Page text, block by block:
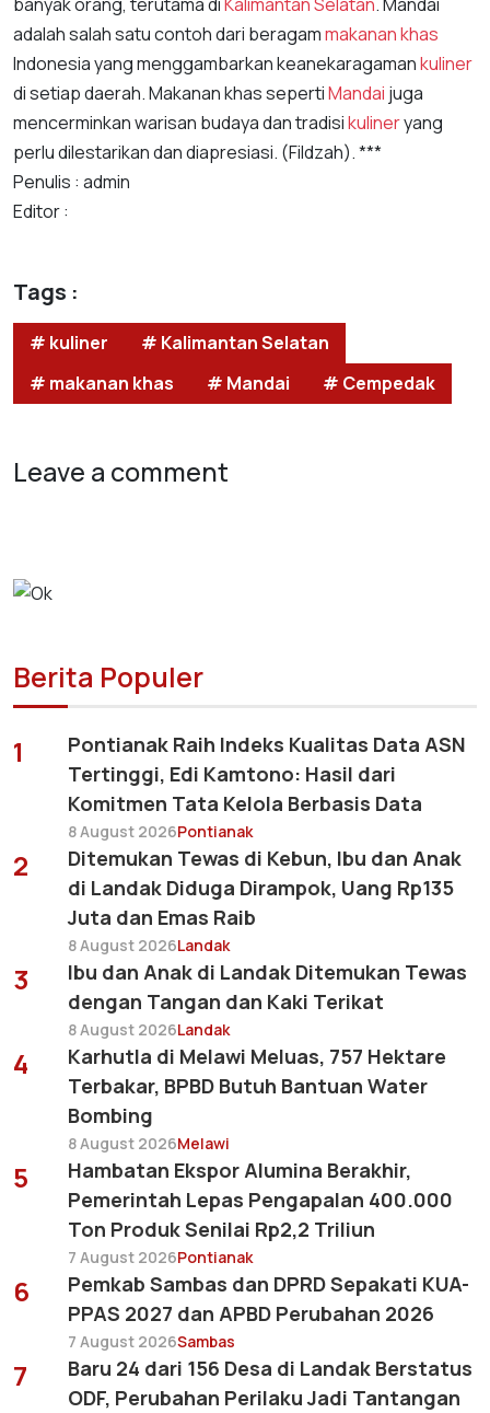
adalah salah satu contoh dari beragammakanan khas
Indonesia yang menggambarkan keanekaragamankuliner
di setiap daerah. Makanan khas sepertiMandai juga
mencerminkan warisan budaya dan tradisikulineryang
perlu dilestarikan dan diapresiasi. (Fildzah). ***
Penulis : admin
Editor :
Tags :
# kuliner
# Kalimantan Selatan
# makanan khas
# Mandai # Cempedak
Leave a comment
Berita Populer
1
Pontianak Raih Indeks Kualitas Data ASN
Tertinggi, Edi Kamtono: Hasil dari
Komitmen Tata Kelola Berbasis Data
8 August 2026Pontianak
2
Ditemukan Tewas di Kebun, Ibu dan Anak
di Landak Diduga Dirampok, Uang Rp135
Juta dan Emas Raib
8 August 2026Landak
3
Ibu dan Anak di Landak Ditemukan Tewas
dengan Tangan dan Kaki Terikat
8 August 2026Landak
4
Karhutla di Melawi Meluas, 757 Hektare
Terbakar, BPBD Butuh Bantuan Water
Bombing
8 August 2026Melawi
5
Hambatan Ekspor Alumina Berakhir,
Pemerintah Lepas Pengapalan 400.000
Ton Produk Senilai Rp2,2 Triliun
7 August 2026Pontianak
6
Pemkab Sambas dan DPRD Sepakati KUA-
PPAS 2027 dan APBD Perubahan 2026
7 August 2026Sambas
7
Baru 24 dari 156 Desa di Landak Berstatus
ODF, Perubahan Perilaku Jadi Tantangan